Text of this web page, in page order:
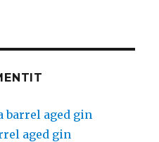
barrel aged gin
aged gin